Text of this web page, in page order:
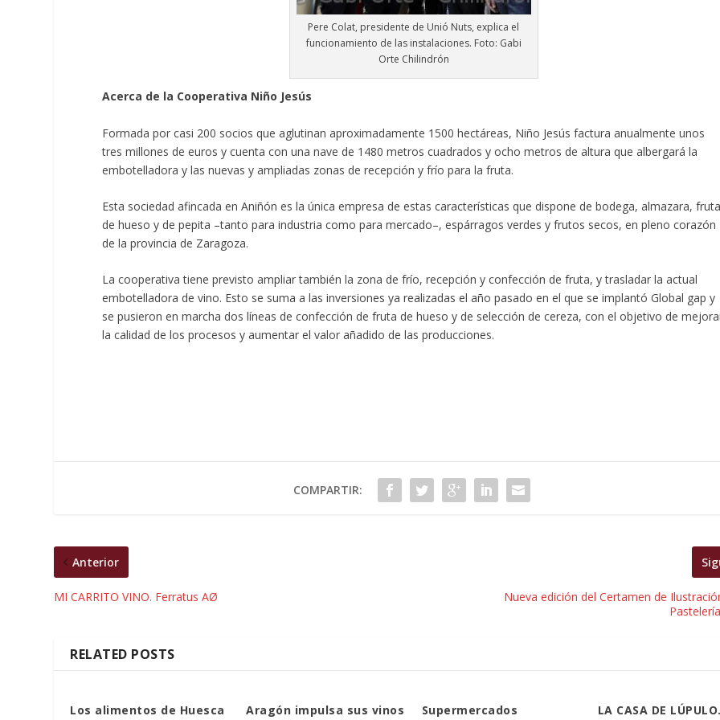
Pere Colat, presidente de Unió Nuts, explica el
funcionamiento de las instalaciones. Foto: Gabi
Orte Chilindrón
Acerca de la Cooperativa Niño Jesús
Formada por casi 200 socios que aglutinan aproximadamente 1500 hectáreas, Niño Jesús factura anualmente unos
tres millones de euros y cuenta con una nave de 1480 metros cuadrados y ocho metros de altura que albergará la
embotelladora y las nuevas y ampliadas zonas de recepción y frío para la fruta.
Esta sociedad afincada en Aniñón es la única empresa de estas características que dispone de bodega, almazara,
de hueso y de pepita –tanto para industria como para mercado–, espárragos verdes y frutos secos, en pleno corazón
de la provincia de Zaragoza.
La cooperativa tiene previsto ampliar también la zona de frío, recepción y confección de fruta, y trasladar la actual
embotelladora de vino. Esto se suma a las inversiones ya realizadas el año pasado en el que se implantó Global gap y
se pusieron en marcha dos líneas de confección de fruta de hueso y de selección de cereza, con el objetivo de
la calidad de los procesos y aumentar el valor añadido de las producciones.
COMPARTIR:
Anterior
MI CARRITO VINO. Ferratus AØ
Nueva edición del Certamen de
RELATED POSTS
Los alimentos de Huesca
Aragón impulsa sus vinos
Supermercados
LA CASA DE